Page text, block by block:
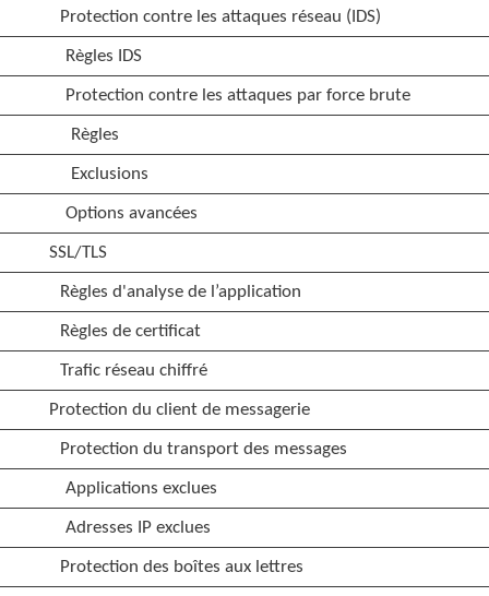
Protection contre les attaques réseau (IDS)
Règles IDS
Protection contre les attaques par force brute
Règles
Exclusions
Options avancées
SSL/TLS
Règles d'analyse de l’application
Règles de certificat
Trafic réseau chiffré
Protection du client de messagerie
Protection du transport des messages
Applications exclues
Adresses IP exclues
Protection des boîtes aux lettres